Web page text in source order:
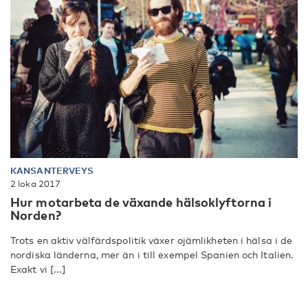
KANSANTERVEYS
2 loka 2017
Hur motarbeta de växande hälsoklyftorna i
Norden?
Trots en aktiv välfärdspolitik växer ojämlikheten i hälsa i de
nordiska länderna, mer än i till exempel Spanien och Italien.
Exakt vi [...]